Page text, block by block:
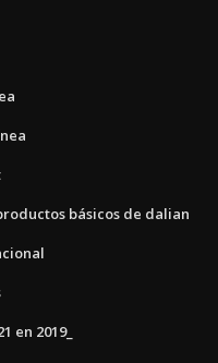
básicos de dalian
en 2019_